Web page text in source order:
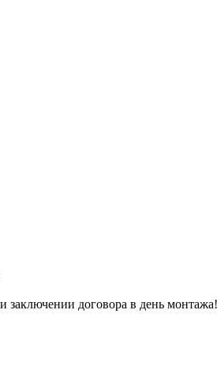
заключении договора в день монтажа!